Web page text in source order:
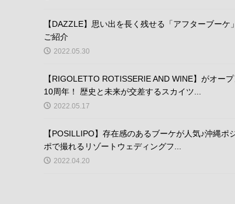
【DAZZLE】思い出を長く残せる「アフターブーケ
ご紹介
2022.05.30
【RIGOLETTO ROTISSERIE AND WINE】がオープ
10周年！ 歴史と未来が交差するスカイツ...
2022.05.17
【POSILLIPO】存在感のあるブーケが人気♪沖縄ポ
ポで撮れるリゾートウェディングフ...
2022.04.20